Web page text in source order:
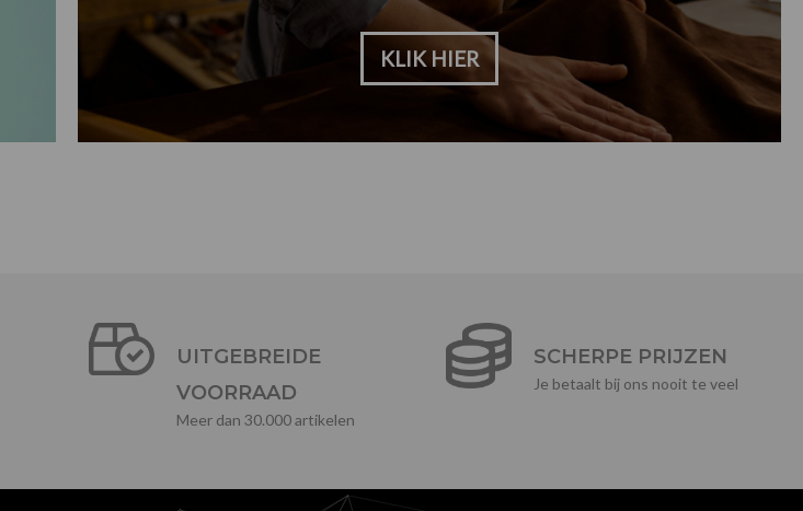
KLIK HIER
UITGEBREIDE
VOORRAAD
Meer dan 30.000 artikelen
SCHERPE PRIJZEN
Je betaalt bij ons nooit te veel